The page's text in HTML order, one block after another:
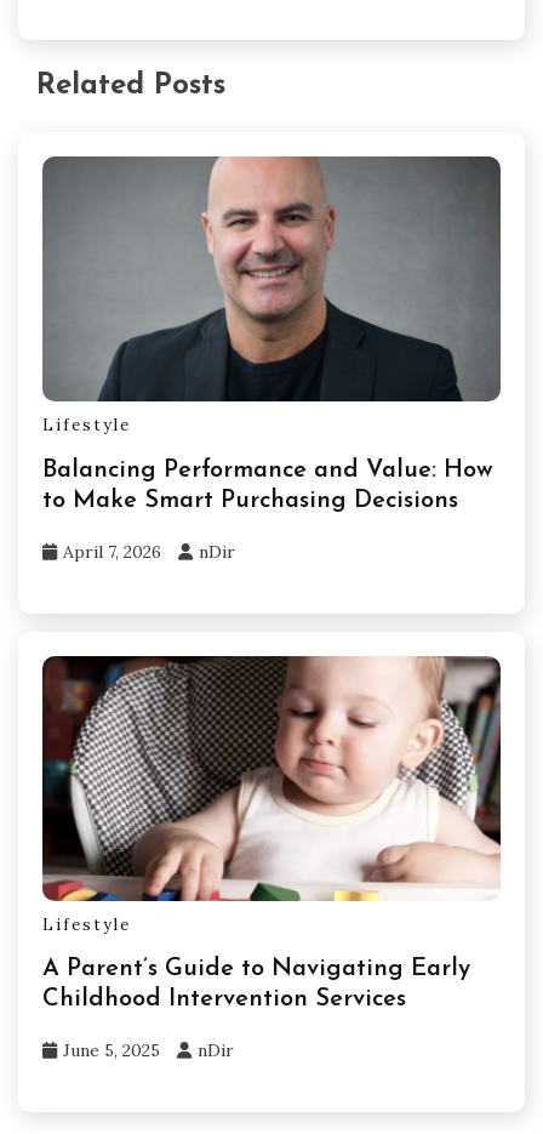
Related Posts
Lifestyle
Balancing Performance and Value: How
to Make Smart Purchasing Decisions
April 7, 2026 nDir
Lifestyle
A Parent’s Guide to Navigating Early
Childhood Intervention Services
June 5, 2025 nDir